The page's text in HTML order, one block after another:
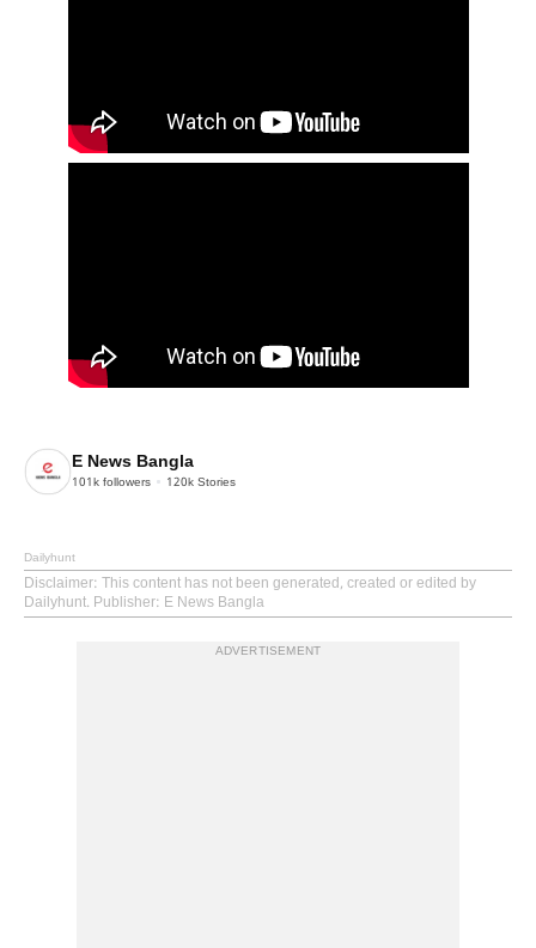
E News Bangla
101k followers 120k Stories
Dailyhunt
Disclaimer: This content has not been generated, created or edited by
Dailyhunt. Publisher: E News Bangla
ADVERTISEMENT